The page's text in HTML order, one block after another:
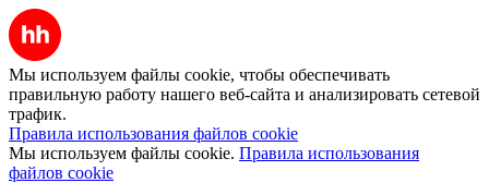
Мы используем файлы cookie, чтобы обеспечивать
правильную работу нашего веб-сайта и анализировать сетевой
трафик.
Правила использования файлов cookie
Мы используем файлы cookie. Правила использования
файлов cookie